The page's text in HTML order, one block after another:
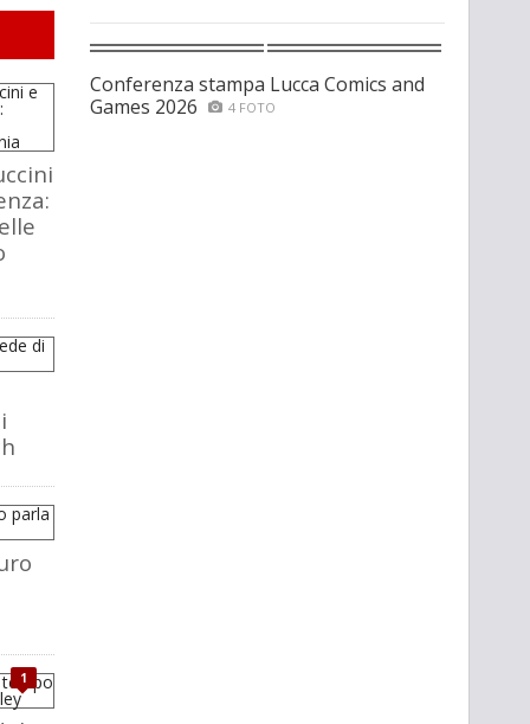
1
Conferenza stampa Lucca Comics and
Games 2026
4 FOTO